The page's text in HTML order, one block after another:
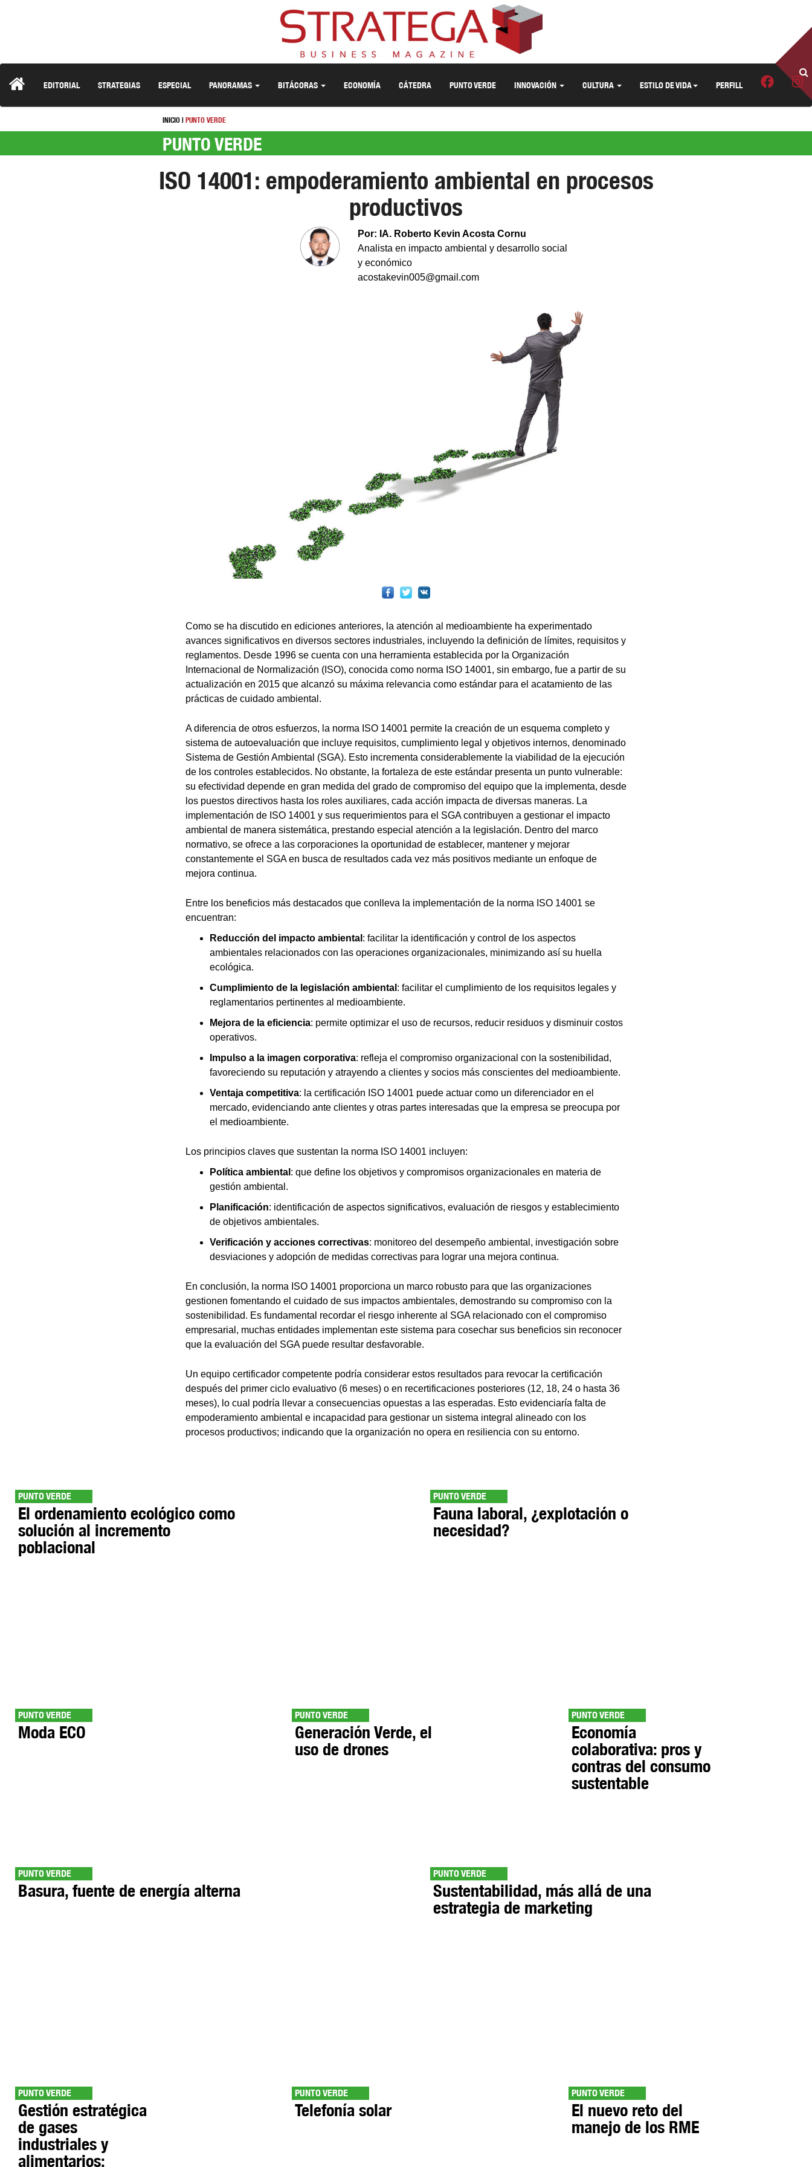
EDITORIAL STRATEGIAS ESPECIAL PANORAMAS BITÁCORAS ECONOMÍA CÁTEDRA PUNTO VERDE INNOVACIÓN CULTURA ESTILO DE VIDA PERFILL
INICIO| PUNTO VERDE
PUNTO VERDE
ISO 14001: empoderamiento ambiental en procesos
productivos
Por: IA. Roberto Kevin Acosta Cornu
Analista en impacto ambiental y desarrollo social
y económico
acostakevin005@gmail.com
Como se ha discutido en ediciones anteriores, la atención al medioambiente ha experimentado
avances significativos en diversos sectores industriales, incluyendo la definición de límites, requisitos y
reglamentos. Desde 1996 se cuenta con una herramienta establecida por la Organización
Internacional de Normalización (ISO), conocida como norma ISO 14001, sin embargo, fue a partir de su
actualización en 2015 que alcanzó su máxima relevancia como estándar para el acatamiento de las
prácticas de cuidado ambiental.
A diferencia de otros esfuerzos, la norma ISO 14001 permite la creación de un esquema completo y
sistema de autoevaluación que incluye requisitos, cumplimiento legal y objetivos internos, denominado
Sistema de Gestión Ambiental (SGA). Esto incrementa considerablemente la viabilidad de la ejecución
de los controles establecidos. No obstante, la fortaleza de este estándar presenta un punto vulnerable:
su efectividad depende en gran medida del grado de compromiso del equipo que la implementa, desde
los puestos directivos hasta los roles auxiliares, cada acción impacta de diversas maneras. La
implementación de ISO 14001 y sus requerimientos para el SGA contribuyen a gestionar el impacto
ambiental de manera sistemática, prestando especial atención a la legislación. Dentro del marco
normativo, se ofrece a las corporaciones la oportunidad de establecer, mantener y mejorar
constantemente el SGA en busca de resultados cada vez más positivos mediante un enfoque de
mejora continua.
Entre los beneficios más destacados que conlleva la implementación de la norma ISO 14001 se
encuentran:
Reducción del impacto ambiental : facilitar la identificación y control de los aspectos
ambientales relacionados con las operaciones organizacionales, minimizando así su huella
ecológica.
Cumplimiento de la legislación ambiental : facilitar el cumplimiento de los requisitos legales y
reglamentarios pertinentes al medioambiente.
Mejora de la eficiencia: permite optimizar el uso de recursos, reducir residuos y disminuir costos
operativos.
Impulso a la imagen corporativa: refleja el compromiso organizacional con la sostenibilidad,
favoreciendo su reputación y atrayendo a clientes y socios más conscientes del medioambiente.
Ventaja competitiva: la certificación ISO 14001 puede actuar como un diferenciador en el
mercado, evidenciando ante clientes y otras partes interesadas que la empresa se preocupa por
el medioambiente.
Los principios claves que sustentan la norma ISO 14001 incluyen:
Política ambiental : que define los objetivos y compromisos organizacionales en materia de
gestión ambiental.
Planificación: identificación de aspectos significativos, evaluación de riesgos y establecimiento
de objetivos ambientales.
Verificación y acciones correctivas: monitoreo del desempeño ambiental, investigación sobre
desviaciones y adopción de medidas correctivas para lograr una mejora continua.
En conclusión, la norma ISO 14001 proporciona un marco robusto para que las organizaciones
gestionen fomentando el cuidado de sus impactos ambientales, demostrando su compromiso con la
sostenibilidad. Es fundamental recordar el riesgo inherente al SGA relacionado con el compromiso
empresarial, muchas entidades implementan este sistema para cosechar sus beneficios sin reconocer
que la evaluación del SGA puede resultar desfavorable.
Un equipo certificador competente podría considerar estos resultados para revocar la certificación
después del primer ciclo evaluativo (6 meses) o en recertificaciones posteriores (12, 18, 24 o hasta 36
meses), lo cual podría llevar a consecuencias opuestas a las esperadas. Esto evidenciaría falta de
empoderamiento ambiental e incapacidad para gestionar un sistema integral alineado con los
procesos productivos; indicando que la organización no opera en resiliencia con su entorno.
PUNTO VERDE
El ordenamiento ecológico como
solución al incremento
poblacional
PUNTO VERDE
Fauna laboral, ¿explotación o
necesidad?
PUNTO VERDE
Moda ECO
PUNTO VERDE
Generación Verde, el
uso de drones
PUNTO VERDE
Economía
colaborativa: pros y
contras del consumo
sustentable
PUNTO VERDE
Basura, fuente de energía alterna
PUNTO VERDE
Sustentabilidad, más allá de una
estrategia de marketing
PUNTO VERDE
Gestión estratégica
de gases
industriales y
alimentarios:
PUNTO VERDE
Telefonía solar
PUNTO VERDE
El nuevo reto del
manejo de los RME